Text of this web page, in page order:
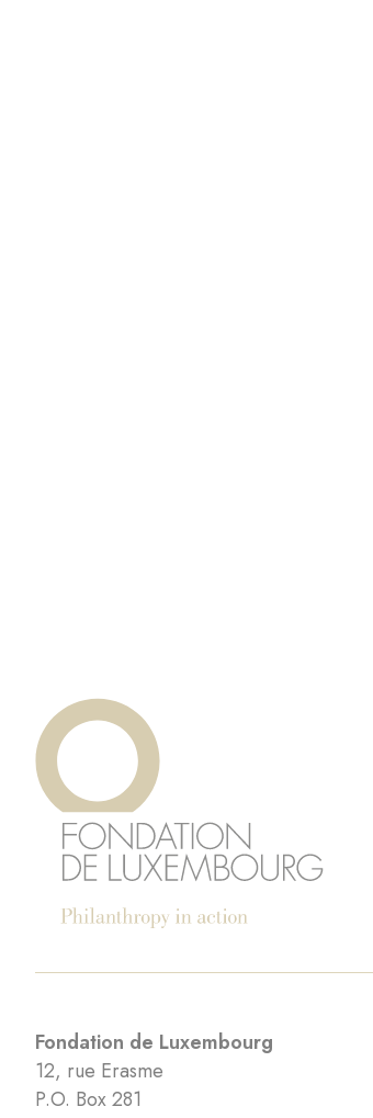
Fondation de Luxembourg
12, rue Erasme
P.O. Box 281